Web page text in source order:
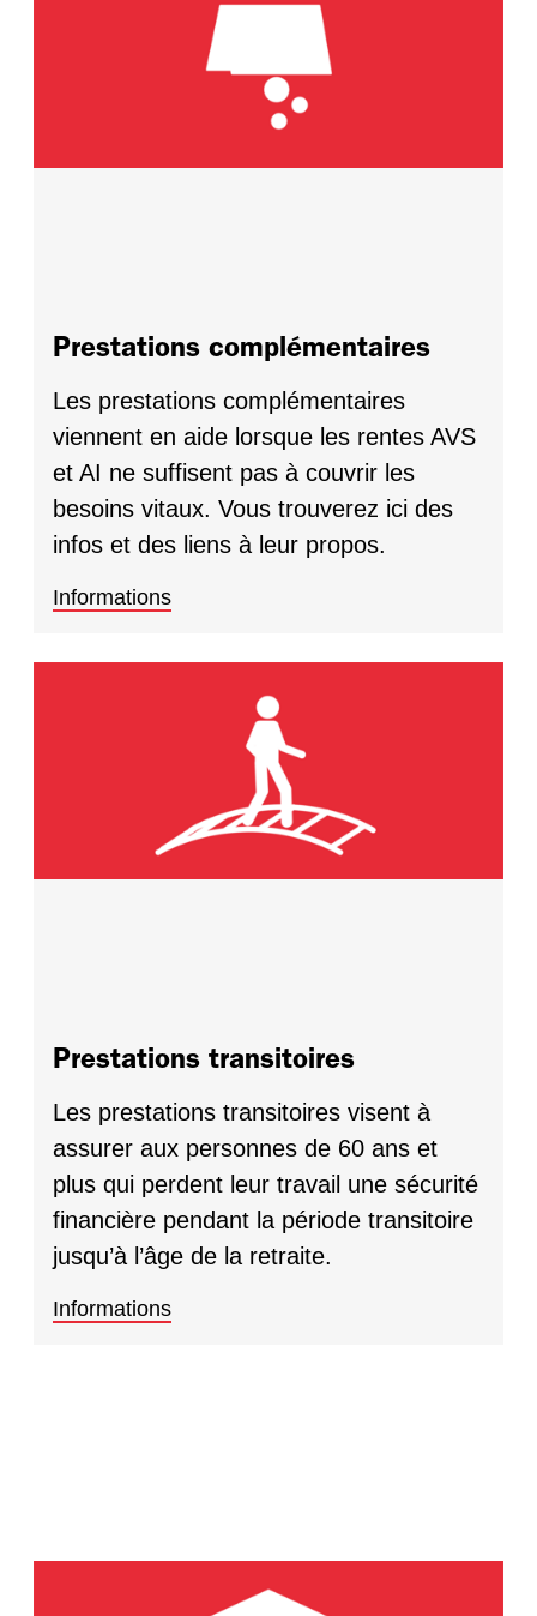
Prestations complémentaires
Les prestations complémentaires
viennent en aide lorsque les rentes AVS
et AI ne suffisent pas à couvrir les
besoins vitaux. Vous trouverez ici des
infos et des liens à leur propos.
Informations
Prestations transitoires
Les prestations transitoires visent à
assurer aux personnes de 60 ans et
plus qui perdent leur travail une sécurité
financière pendant la période transitoire
jusqu’à l’âge de la retraite.
Informations